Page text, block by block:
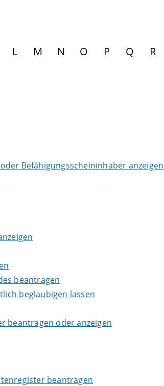
L M N O P Q R
Befähigungsscheininhaber anzeigen
beantragen
beglaubigen lassen
beantragen oder anzeigen
beantragen